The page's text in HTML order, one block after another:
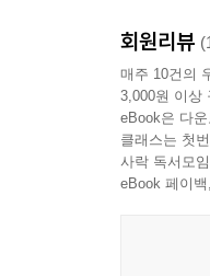
회원리뷰
매주 10건의
3,000원 이상
eBook은 다
클래스는 첫
사락 독서모
eBook 페이